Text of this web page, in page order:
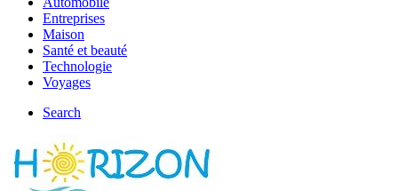
Entreprises
Maison
Santé et beauté
Technologie
Voyages
Search